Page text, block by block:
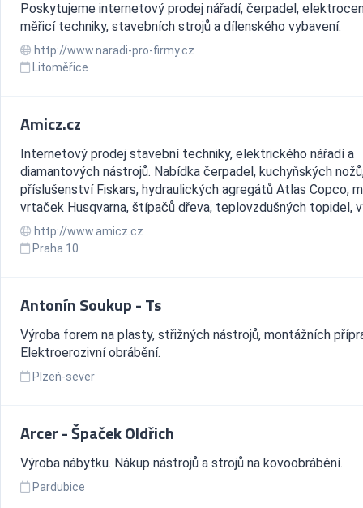
Poskytujeme internetový prodej nářadí, čerpadel,
měřicí techniky, stavebních strojů a dílenského vybavení.
http://www.naradi-pro-firmy.cz
Litoměřice
Amicz.cz
Internetový prodej stavební techniky, elektrického nářadí a
diamantových nástrojů. Nabídka čerpadel, kuchyňských
příslušenství Fiskars, hydraulických agregátů Atlas Copco,
vrtaček Husqvarna, štípačů dřeva, teplovzdušných topidel,
http://www.amicz.cz
Praha 10
Antonín Soukup - Ts
Výroba forem na plasty, střižných nástrojů, montážních
Elektroerozivní obrábění.
Plzeň-sever
Arcer - Špaček Oldřich
Výroba nábytku. Nákup nástrojů a strojů na kovoobrábění.
Pardubice